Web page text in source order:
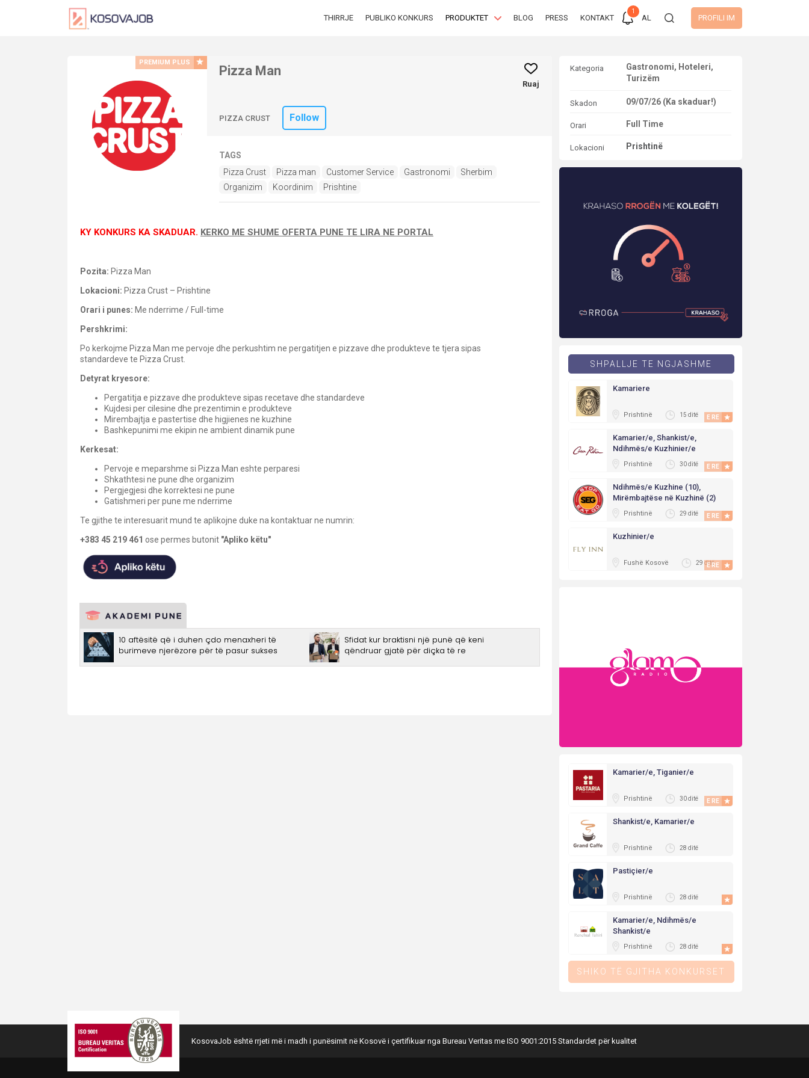
THIRRJE PUBLIKO KONKURS PRODUKTET BLOG PRESS KONTAKT
1
AL PROFILI IM
PREMIUM PLUS
Pizza Man
Ruaj
PIZZA CRUST Follow
TAGS
Pizza Crust
Pizza man Customer Service Gastronomi
Sherbim
Organizim
Koordinim Prishtine
Kategoria
Gastronomi, Hoteleri,
Turizëm
Skadon 09/07/26 (Ka skaduar!)
Orari Full Time
Lokacioni Prishtinë
SHPALLJE TE NGJASHME
Kamariere
Prishtinë 15 ditë E RE
Kamarier/e, Shankist/e,
Ndihmës/e Kuzhinier/e
Prishtinë 30 ditë E RE
Ndihmës/e Kuzhine (10),
Mirëmbajtëse në Kuzhinë (2)
Prishtinë 29 ditë E RE
Kuzhinier/e
Fushë Kosovë 29 ditë
E RE
Kamarier/e, Tiganier/e
Prishtinë 30 ditë E RE
Shankist/e, Kamarier/e
Prishtinë 28 ditë
Pastiçier/e
Prishtinë 28 ditë
Kamarier/e, Ndihmës/e
Shankist/e
Prishtinë 28 ditë
SHIKO TË GJITHA KONKURSET
KosovaJob është rrjeti më i madh i punësimit në Kosovë i çertifikuar nga Bureau Veritas me ISO 9001:2015 Standardet për kualitet